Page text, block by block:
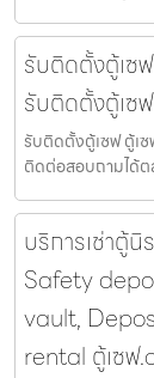
รับติดตั้งตู้เซ
รับติดตั้งตู้เซ
รับติดตั้งตู้เซฟ ตู้เ
ติดต่อสอบถามได้ต
บริการเช่าตู้
Safety
vault,
rental ตู้เซฟ